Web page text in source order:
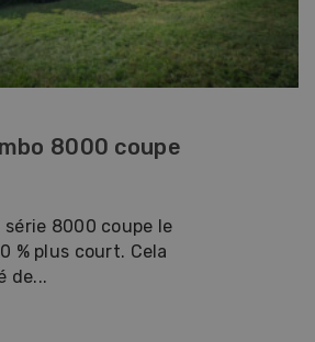
8000 coupe
8000 coupe le
% plus court. Cela
de...